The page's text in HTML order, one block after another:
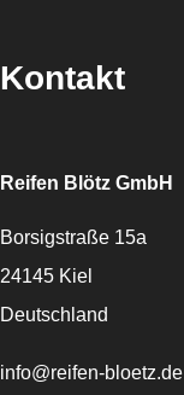
Kontakt
Reifen Blötz GmbH
Borsigstraße 15a
24145 Kiel
Deutschland
E-Mail:
info@reifen-bloetz.de